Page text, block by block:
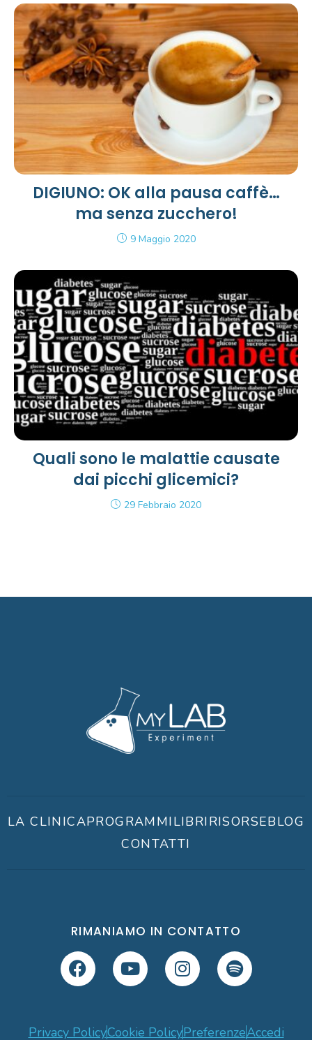
DIGIUNO: OK alla pausa caffè…
ma senza zucchero!
9 Maggio 2020
Quali sono le malattie causate
dai picchi glicemici?
29 Febbraio 2020
LA CLINICAPROGRAMMILIBRIRISORSEBLOG
CONTATTI
RIMANIAMO IN CONTATTO
Privacy PolicyCookie PolicyPreferenzeAccedi